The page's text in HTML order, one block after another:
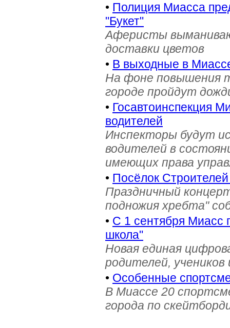
• Полиция Миасса
"Букет"
Аферисты
доставки цветов
• В выходные в
На фоне повышения
городе пройдут
• Госавтоинспекция
водителей
Инспекторы будут
водителей в
имеющих права
• Посёлок
Праздничный
подножия хребта"
• С 1 сентября Миасс
школа"
Новая единая
родителей, учеников
• Особенные
В Миассе 20
города по